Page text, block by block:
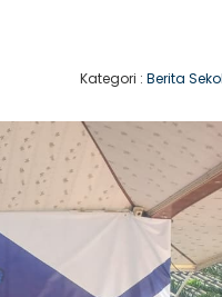
Kategori :Berita